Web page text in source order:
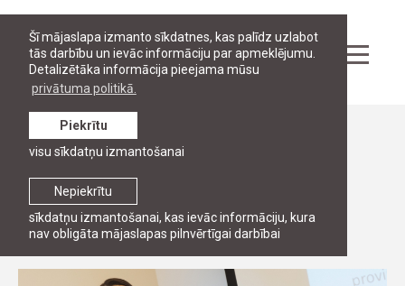
Šī mājaslapa izmanto sīkdatnes, kas palīdz uzlabot
tās darbību un ievāc informāciju par apmeklējumu.
Detalizētāka informācija pieejama mūsu
privātuma politikā.
Nepiekrītu
sīkdatņu izmantošanai, kas ievāc informāciju, kura
nav obligāta mājaslapas pilnvērtīgai darbībai
Piekrītu
visu sīkdatņu izmantošanai
Ziņas
RJA notikušas Satversmes sapulces un
Senāta vēlēšanas
6. aprīlis, 2017